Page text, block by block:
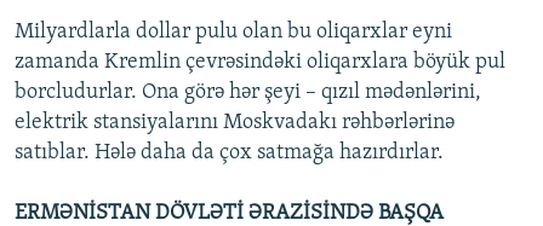
Milyardlarla dollar pulu olan bu oliqarxlar eyni
zamanda Kremlin çevrəsindəki oliqarxlara böyük pul
borcludurlar. Ona görə hər şeyi – qızıl mədənlərini,
elektrik stansiyalarını Moskvadakı rəhbərlərinə
satıblar. Hələ daha da çox satmağa hazırdırlar.
ERMƏNİSTAN DÖVLƏTİ ƏRAZİSİNDƏ BAŞQA